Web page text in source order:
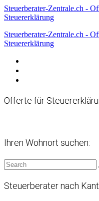
Steuerberater-Zentrale.ch -
Steuererklärung
Steuerberater-Zentrale.ch -
Steuererklärung
Offerte für
Ihren Wohnort suchen:
Steuerberater nach